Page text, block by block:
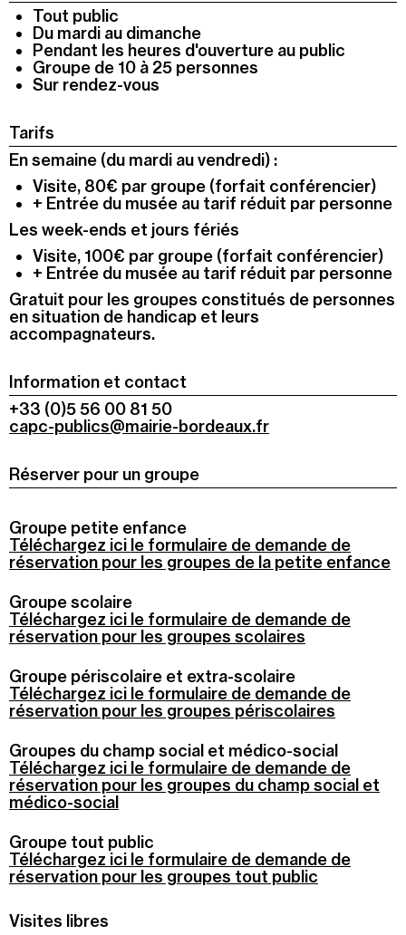
Tout public
Du mardi au dimanche
Pendant les heures d'ouverture au public
Groupe de 10 à 25 personnes
Sur rendez-vous
Tarifs
En semaine (du mardi au vendredi) :
Visite, 80€ par groupe (forfait conférencier)
+ Entrée du musée au tarif réduit par personne
Les week-ends et jours fériés
Visite, 100€ par groupe (forfait conférencier)
+ Entrée du musée au tarif réduit par personne
Gratuit pour les groupes constitués de personnes
en situation de handicap et leurs
accompagnateurs.
Information et contact
+33 (0)5 56 00 81 50
capc-publics@mairie-bordeaux.fr
Réserver pour un groupe
Groupe petite enfance
Téléchargez ici le formulaire de demande de
réservation pour les groupes de la petite enfance
Groupe scolaire
Téléchargez ici le formulaire de demande de
réservation pour les groupes scolaires
Groupe périscolaire et extra-scolaire
Téléchargez ici le formulaire de demande de
réservation pour les groupes périscolaires
Groupes du champ social et médico-social
Téléchargez ici le formulaire de demande de
réservation pour les groupes du champ social et
médico-social
Groupe tout public
Téléchargez ici le formulaire de demande de
réservation pour les groupes tout public
Visites libres